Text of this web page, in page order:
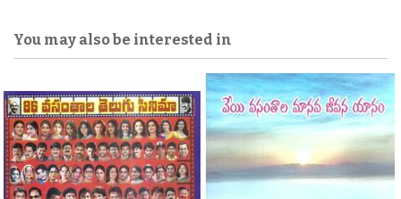
You may also be interested in